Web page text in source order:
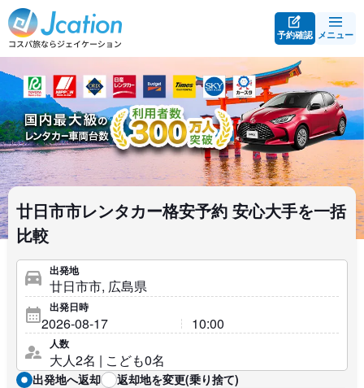
予約確認 メニュー
廿日市市レンタカー格安予約 安心大手を一括
比較
出発地
出発日時
人数
出発地へ返却 返却地を変更(乗り捨て)